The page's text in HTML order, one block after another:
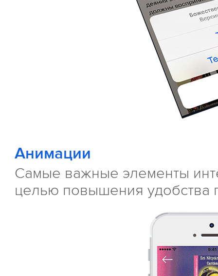
Анимации
Самые важные элементы
целью повышения удобства